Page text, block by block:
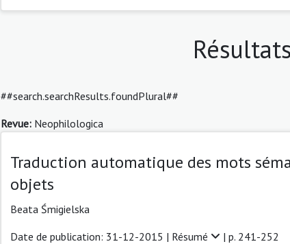
##search.searchResults.foundPlural##
Revue: Neophilologica
Traduction automatique des mots
objets
Beata Śmigielska
Date de publication: 31-12-2015 | Résumé | p. 241-252